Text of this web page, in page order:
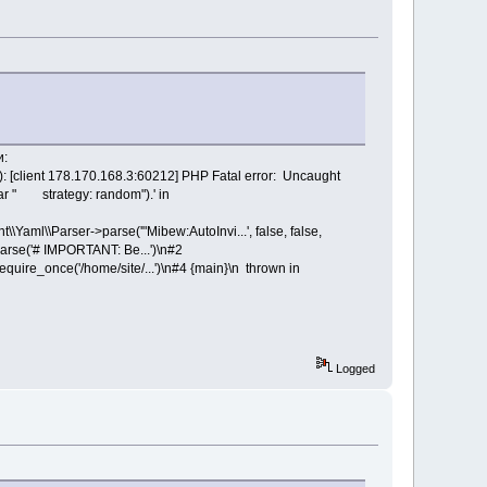
[client 178.170.168.3:60212] PHP Fatal error: Uncaught
" strategy: random").' in
>parse('"Mibew:AutoInvi...', false, false,
IMPORTANT: Be...')\n#2
home/site/...')\n#4 {main}\n thrown in
Logged